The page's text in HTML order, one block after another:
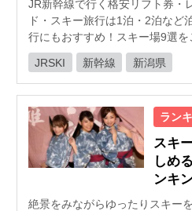
JR新幹線で行く格安リフト券・
ド・スキー旅行は1泊・2泊など
行にもおすすめ！スキー場9選を
JRSKI 新幹線 新潟県
ラン
スキ
しめ
ンキ
絶景をみながらゆったりスキー